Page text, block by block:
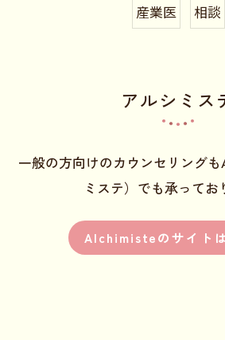
産業医 相談
アルシミス
一般の方向けのカウンセリング
ミステ）でも承ってお
Alchimisteのサイト